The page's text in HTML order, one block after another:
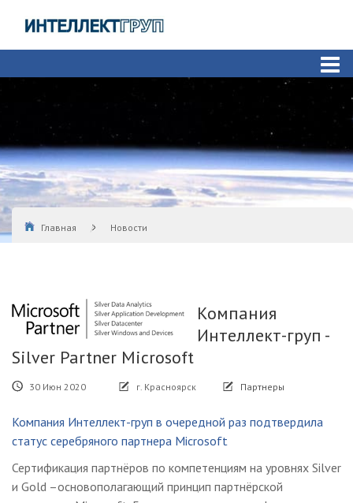
Главная
Новости
Компания
Интеллект-груп -
Silver Partner Microsoft
30 Июн 2020 г. Красноярск Партнеры
Компания Интеллект-груп в очередной раз подтвердила
статус серебряного партнера Microsoft
Сертификация партнёров по компетенциям на уровнях Silver
и Gold –основополагающий принцип партнёрской